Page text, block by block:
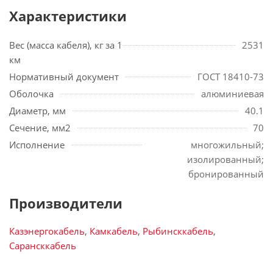
Характеристики
Вес (масса кабеля), кг за 1
км
2531
Нормативный документ
ГОСТ 18410-73
Оболочка
алюминиевая
Диаметр, мм
40.1
Сечение, мм2
70
Исполнение
многожильный;
изолированный;
бронированный
Производители
Казэнергокабель, Камкабель, Рыбинсккабель,
Сарансккабель